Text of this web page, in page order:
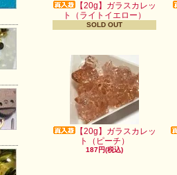
【20g】ガラスカレッ
ト（ライトイエロー）
SOLD OUT
【20g】ガラスカレッ
ト（ピーチ）
187円(税込)